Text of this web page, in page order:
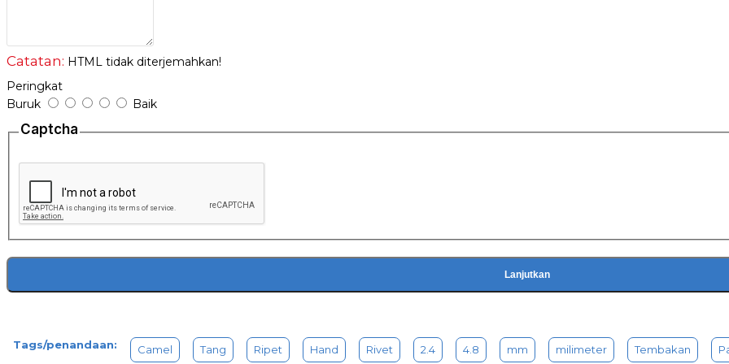
Catatan: HTML tidak diterjemahkan!
Peringkat
Buruk
Baik
Captcha
Lanjutkan
Tags/penandaan: Camel Tang Ripet Hand Rivet 2.4 4.8 mm milimeter Tembakan